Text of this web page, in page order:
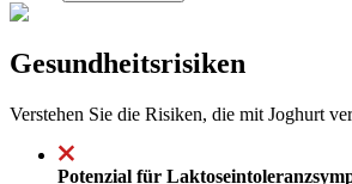
Gesundheitsrisiken
Verstehen Sie die Risiken, die mit Joghurt
Potenzial für